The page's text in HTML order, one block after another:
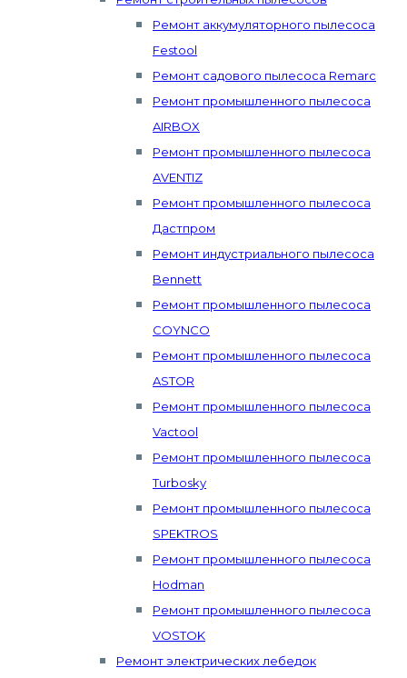
Ремонт аккумуляторного пылесоса
Festool
Ремонт садового пылесоса Remarc
Ремонт промышленного пылесоса
AIRBOX
Ремонт промышленного пылесоса
AVENTIZ
Ремонт промышленного пылесоса
Дастпром
Ремонт индустриального пылесоса
Bennett
Ремонт промышленного пылесоса
COYNCO
Ремонт промышленного пылесоса
ASTOR
Ремонт промышленного пылесоса
Vactool
Ремонт промышленного пылесоса
Turbosky
Ремонт промышленного пылесоса
SPEKTROS
Ремонт промышленного пылесоса
Hodman
Ремонт промышленного пылесоса
VOSTOK
Ремонт электрических лебедок